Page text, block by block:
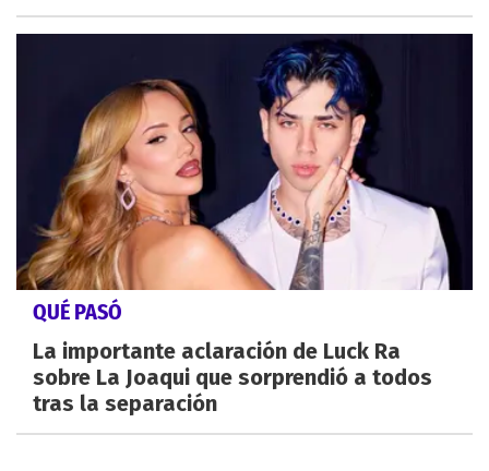
QUÉ PASÓ
La importante aclaración de Luck Ra
sobre La Joaqui que sorprendió a todos
tras la separación